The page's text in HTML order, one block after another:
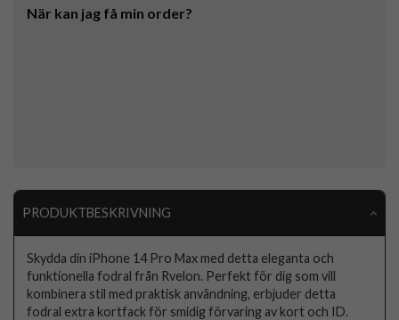
När kan jag få min order?
PRODUKTBESKRIVNING
Skydda din iPhone 14 Pro Max med detta eleganta och
funktionella fodral från Rvelon. Perfekt för dig som vill
kombinera stil med praktisk användning, erbjuder detta
fodral extra kortfack för smidig förvaring av kort och ID.